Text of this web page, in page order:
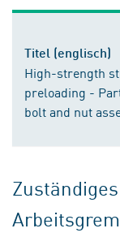
Titel (englisch)
High-strength
preloading -
bolt and nut